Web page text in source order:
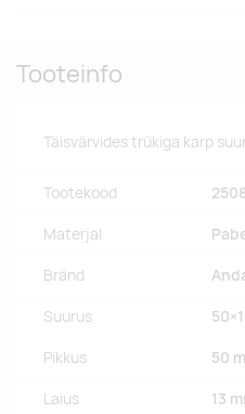
Tooteinfo
Täisvärvides trükiga karp
Tootekood
Materjal
Bränd
Suurus
Pikkus 50
Laius 13